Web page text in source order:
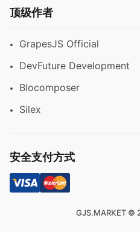
顶级作者
GrapesJS Official
DevFuture Development
Blocomposer
Silex
安全支付方式
GJS.MARKET ©